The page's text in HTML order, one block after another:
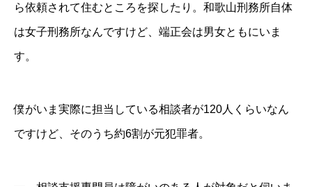
ら依頼されて住むところを探したり。和歌山刑務所自体
は女子刑務所なんですけど、端正会は男女ともにいま
す。
僕がいま実際に担当している相談者が120人くらいなん
ですけど、そのうち約6割が元犯罪者。